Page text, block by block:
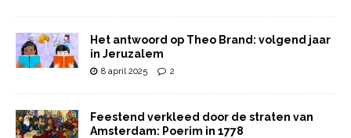
Het antwoord op Theo Brand: volgend jaar
in Jeruzalem
8 april 2025 2
Feestend verkleed door de straten van
Amsterdam: Poerim in 1778